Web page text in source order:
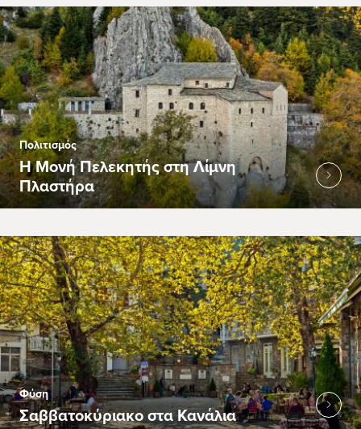
Πολιτισμός
Η Μονή Πελεκητής στη Λίμνη
Πλαστήρα
Φύση
Σαββατοκύριακο στα Κανάλια